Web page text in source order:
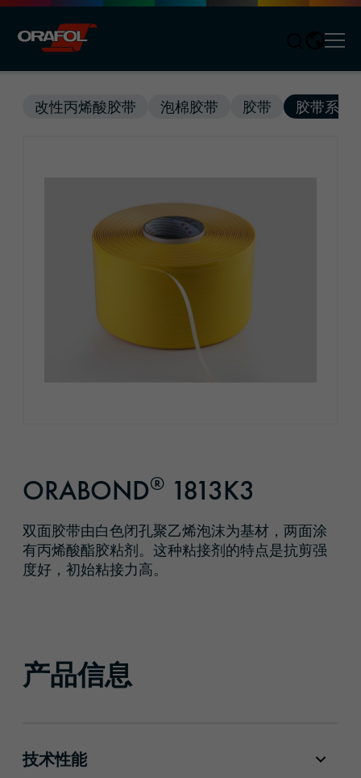
改性丙烯酸胶带 泡棉胶带 胶带 胶带系统
ORABOND® 1813K3
双面胶带由白色闭孔聚乙烯泡沫为基材，两面涂
有丙烯酸酯胶粘剂。这种粘接剂的特点是抗剪强
度好，初始粘接力高。
产品信息
技术性能